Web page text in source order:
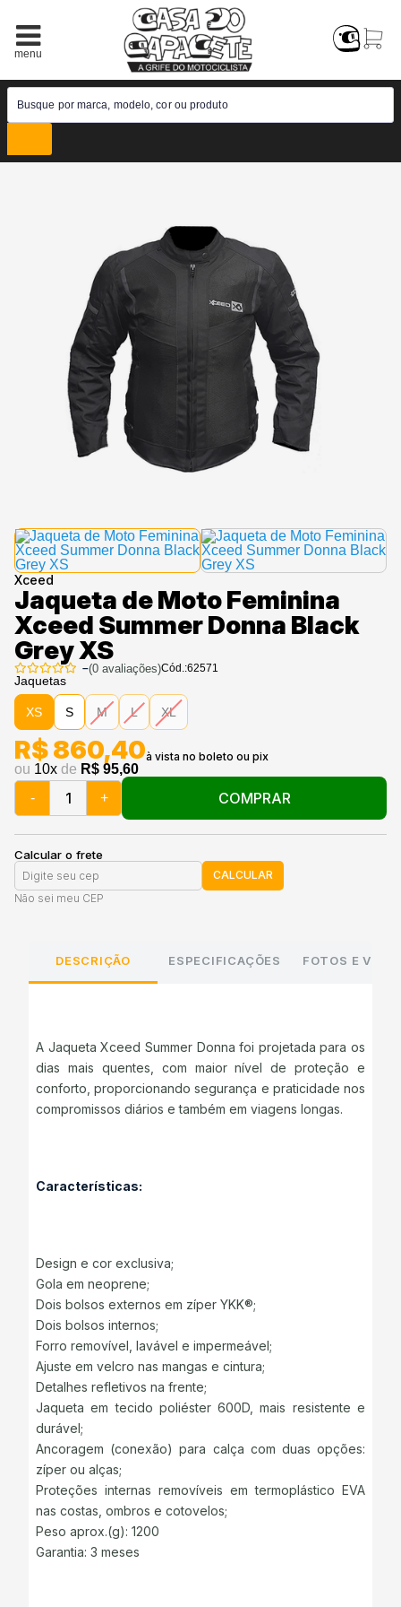
Xceed
Jaqueta de Moto Feminina
Xceed Summer Donna Black
Grey XS
–(0avaliações)Cód.:62571
Jaquetas
XS S M L XL
ou 10x de R$ 95,60
R$ 860,40
- + COMPRAR
Calcular o frete
CALCULAR
Não sei meu CEP
DESCRIÇÃO ESPECIFICAÇÕES FOTOS E
A Jaqueta Xceed Summer Donna foi projetada para os
dias mais quentes, com maior nível de proteção e
conforto, proporcionando segurança e praticidade nos
compromissos diários e também em viagens longas.
Características:
Design e cor exclusiva;
Gola em neoprene;
Dois bolsos externos em zíper YKK®;
Dois bolsos internos;
Forro removível, lavável e impermeável;
Ajuste em velcro nas mangas e cintura;
Detalhes refletivos na frente;
Jaqueta em tecido poliéster 600D, mais resistente e
durável;
Ancoragem (conexão) para calça com duas opções:
zíper ou alças;
Proteções internas removíveis em termoplástico EVA
nas costas, ombros e cotovelos;
Peso aprox.(g): 1200
Garantia: 3 meses